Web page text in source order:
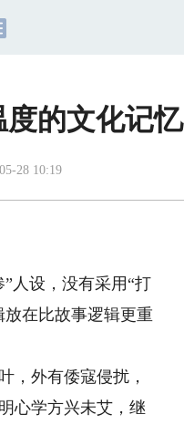
的文化记忆
28 10:19
人设，没有采用“打
在比故事逻辑更重
外有倭寇侵扰，
心学方兴未艾，继